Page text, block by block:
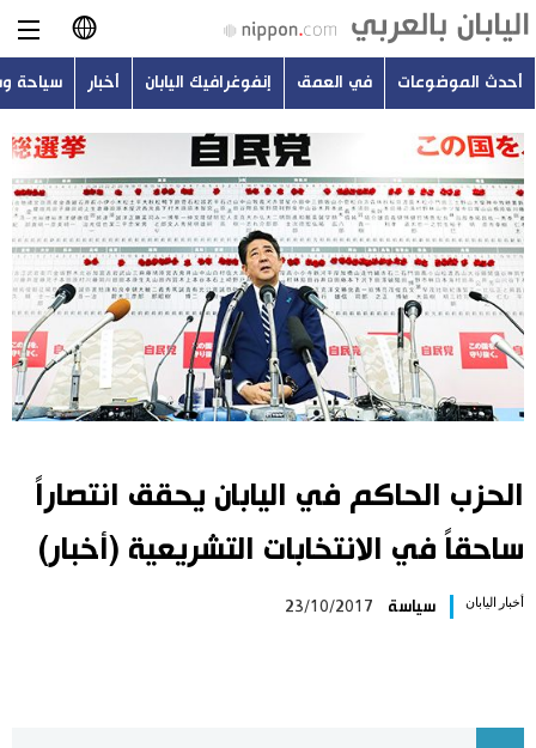
日本語
English
简体字
繁體字
Français
Español
أحدث الموضوعات
في العمق
إنفوغرافيك اليابان
سياحة وسفر
اليابان في فيديو
أحدث الموضوعات في العمق إنفوغرافيك اليابان أخبار سياحة
الحزب الحاكم في اليابان يحقق انتصاراً
ساحقاً في الانتخابات التشريعية (أخبار)
أخبار اليابان سياسة 23/10/2017